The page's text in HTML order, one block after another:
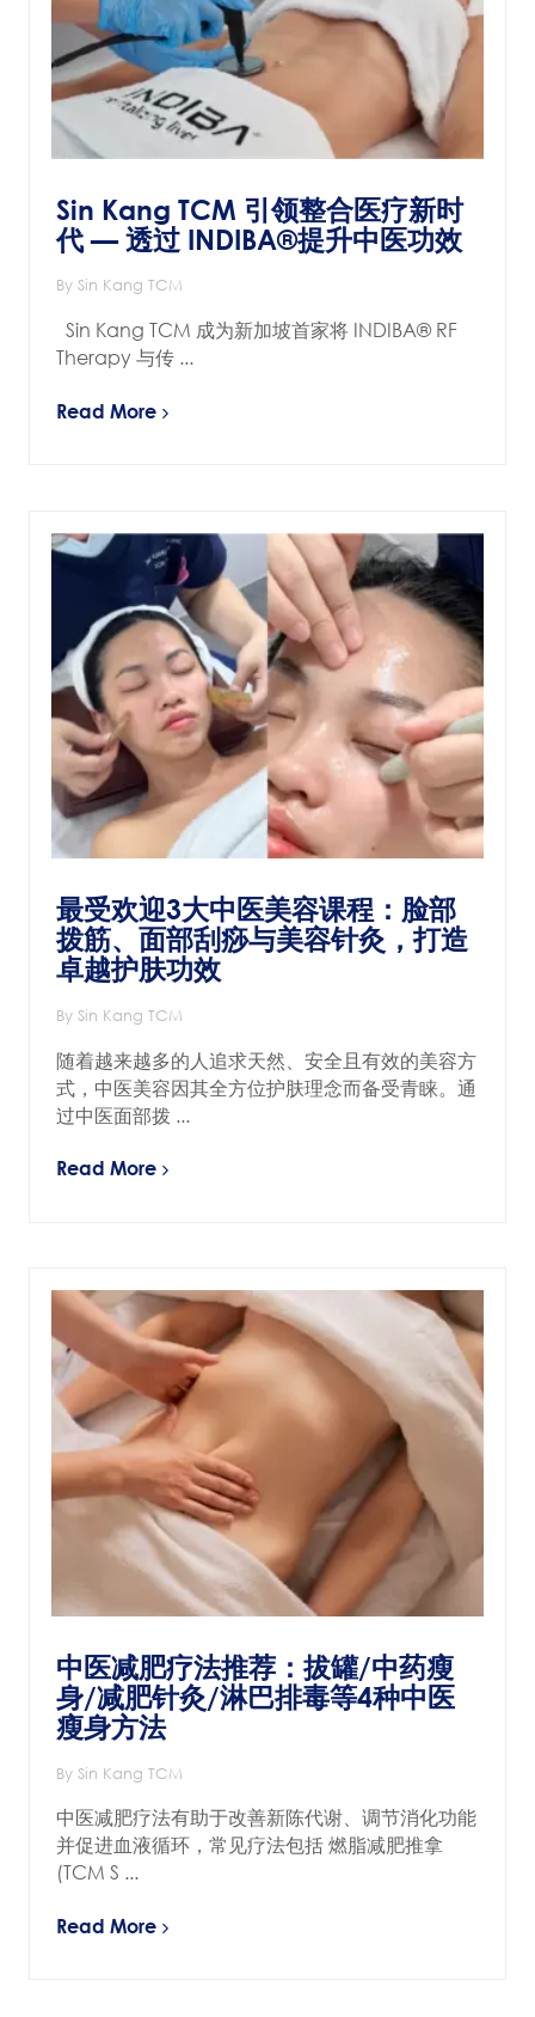
Sin Kang TCM 引领整合医疗新时
代 — 透过 INDIBA®提升中医功效
By Sin Kang TCM
Sin Kang TCM 成为新加坡首家将 INDIBA® RF
Therapy 与传 ...
Read More
最受欢迎3大中医美容课程：脸部
拨筋、面部刮痧与美容针灸，打造
卓越护肤功效
By Sin Kang TCM
随着越来越多的人追求天然、安全且有效的美容方
式，中医美容因其全方位护肤理念而备受青睐。通
过中医面部拨 ...
Read More
中医减肥疗法推荐：拔罐/中药瘦
身/减肥针灸/淋巴排毒等4种中医
瘦身方法
By Sin Kang TCM
中医减肥疗法有助于改善新陈代谢、调节消化功能
并促进血液循环，常见疗法包括 燃脂减肥推拿
(TCM S ...
Read More